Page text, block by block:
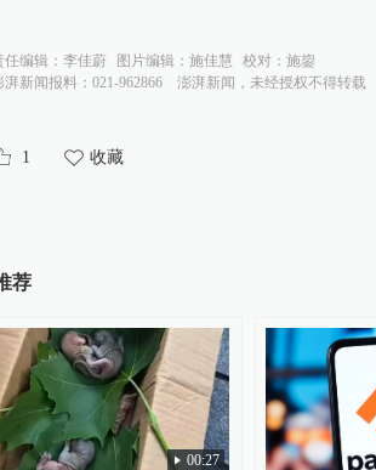
任编辑： 李佳蔚 图片编辑： 施佳慧 校对： 施鋆
湃新闻报料：021-962866
澎湃新闻，未经授权不得转载
1 收藏
荐
00:27